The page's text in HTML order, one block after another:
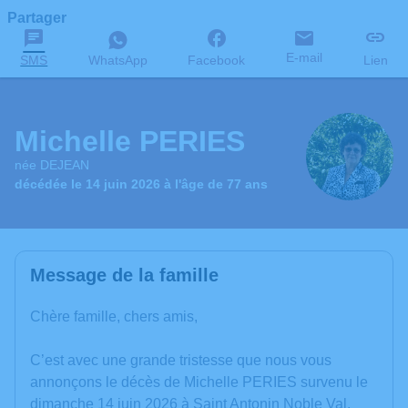
Partager
SMS WhatsApp Facebook E-mail Lien
Michelle PERIES
née DEJEAN
décédée le 14 juin 2026 à l'âge de 77 ans
Message de la famille
Chère famille, chers amis,
C’est avec une grande tristesse que nous vous
annonçons le décès de Michelle PERIES survenu le
dimanche 14 juin 2026 à Saint Antonin Noble Val.